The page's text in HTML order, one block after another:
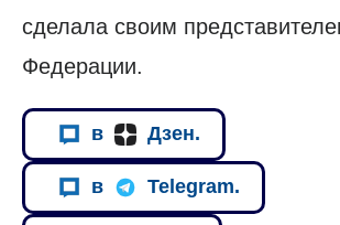
сделала своим
Федерации.
в Дзен.
в Telegram.